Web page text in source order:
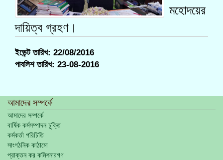
মহোদয়ের
দায়িত্ব গ্রহণ।
ইভেন্ট তারিখ: 22/08/2016
পাবলিশ তারিখ: 23-08-2016
আমাদের সম্পর্কে
আমাদের সম্পর্কে
বার্ষিক কর্মসম্পাদন চুক্তি
কর্মকর্তা পরিচিতি
সাংগঠনিক কাঠামো
প্রাক্তন কর কমিশনারগণ